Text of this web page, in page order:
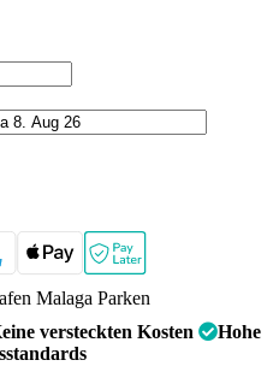
Malaga Parken
versteckten Kosten
Hohe